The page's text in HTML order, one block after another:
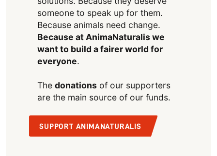
someone to speak up for them.
Because animals need change.
Because at AnimaNaturalis we
want to build a fairer world for
everyone.
The donationsof our supporters
are the main source of our funds.
SUPPORT ANIMANATURALIS